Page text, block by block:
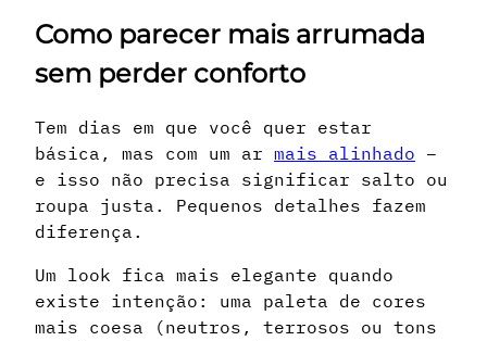
Como parecer mais arrumada
sem perder conforto
Tem dias em que você quer estar
básica, mas com um ar mais alinhado –
e isso não precisa significar salto ou
roupa justa. Pequenos detalhes fazem
diferença.
Um look fica mais elegante quando
existe intenção: uma paleta de cores
mais coesa (neutros, terrosos ou tons